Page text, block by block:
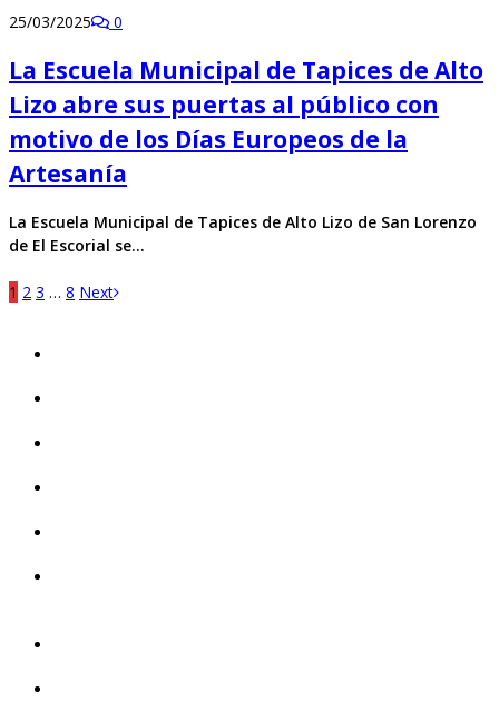
25/03/2025 0
La Escuela Municipal de Tapices de Alto
Lizo abre sus puertas al público con
motivo de los Días Europeos de la
Artesanía
La Escuela Municipal de Tapices de Alto Lizo de San Lorenzo
de El Escorial se…
1 2 3 … 8 Next